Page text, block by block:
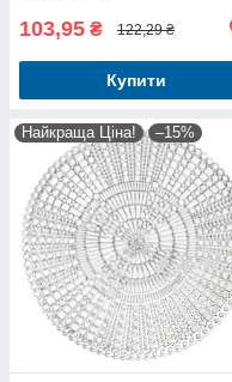
103,95 ₴ 122,29 ₴
Купити
Найкраща Ціна! –15%